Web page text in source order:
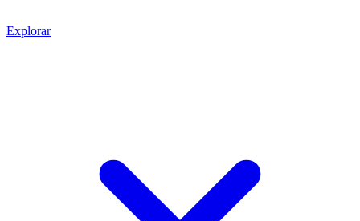
Explorar